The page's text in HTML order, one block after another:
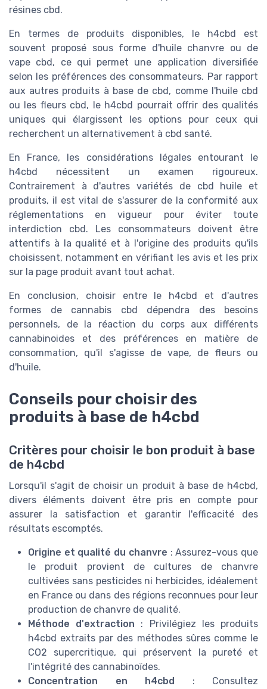
résines cbd.
En termes de produits disponibles, le h4cbd est
souvent proposé sous forme d'huile chanvre ou de
vape cbd, ce qui permet une application diversifiée
selon les préférences des consommateurs. Par rapport
aux autres produits à base de cbd, comme l'huile cbd
ou les fleurs cbd, le h4cbd pourrait offrir des qualités
uniques qui élargissent les options pour ceux qui
recherchent un alternativement à cbd santé.
En France, les considérations légales entourant le
h4cbd nécessitent un examen rigoureux.
Contrairement à d'autres variétés de cbd huile et
produits, il est vital de s'assurer de la conformité aux
réglementations en vigueur pour éviter toute
interdiction cbd. Les consommateurs doivent être
attentifs à la qualité et à l'origine des produits qu'ils
choisissent, notamment en vérifiant les avis et les prix
sur la page produit avant tout achat.
En conclusion, choisir entre le h4cbd et d'autres
formes de cannabis cbd dépendra des besoins
personnels, de la réaction du corps aux différents
cannabinoides et des préférences en matière de
consommation, qu'il s'agisse de vape, de fleurs ou
d'huile.
Conseils pour choisir des
produits à base de h4cbd
Critères pour choisir le bon produit à base
de h4cbd
Lorsqu'il s'agit de choisir un produit à base de h4cbd,
divers éléments doivent être pris en compte pour
assurer la satisfaction et garantir l'efficacité des
résultats escomptés.
Origine et qualité du chanvre : Assurez-vous que
le produit provient de cultures de chanvre
cultivées sans pesticides ni herbicides, idéalement
en France ou dans des régions reconnues pour leur
production de chanvre de qualité.
Méthode d'extraction : Privilégiez les produits
h4cbd extraits par des méthodes sûres comme le
CO2 supercritique, qui préservent la pureté et
l'intégrité des cannabinoïdes.
Concentration en h4cbd
: Consultez